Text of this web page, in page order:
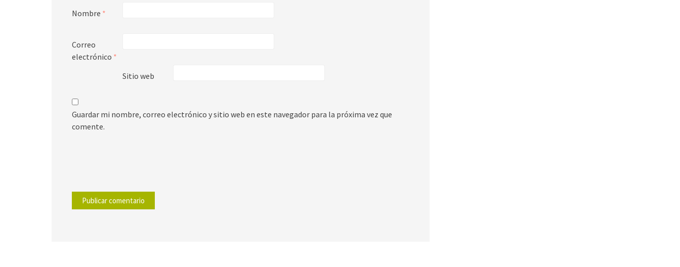
Nombre *
Correo
electrónico *
Sitio web
Guardar mi nombre, correo electrónico y sitio web en este navegador para la próxima vez que
comente.